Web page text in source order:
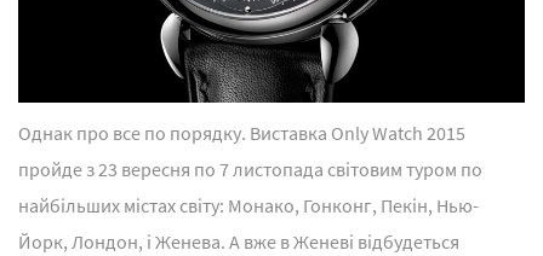
Однак про все по порядку. Виставка Only Watch 2015
пройде з 23 вересня по 7 листопада світовим туром по
найбільших містах світу: Монако, Гонконг, Пекін, Нью-
Йорк, Лондон, і Женева. А вже в Женеві відбудеться